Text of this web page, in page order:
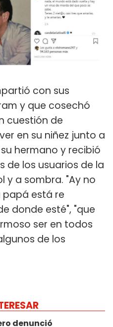
con sus
y que cosechó
cuestión de
en su niñez junto a
hermano y recibió
de los usuarios de la
y a sombra. "Ay no
papá está re
donde esté", "que
ser en todos
de los
denunció